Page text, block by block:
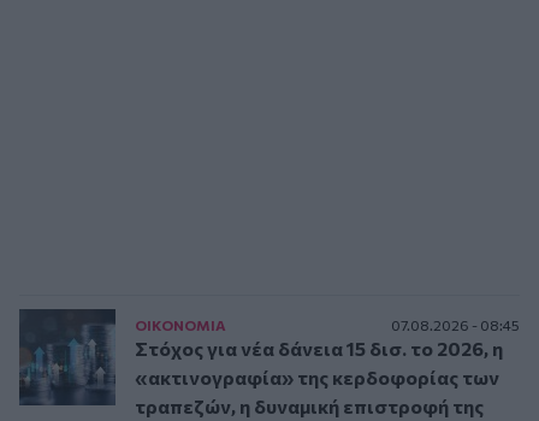
ΟΙΚΟΝΟΜΙΑ 07.08.2026 - 08:45
Στόχος για νέα δάνεια 15 δισ. το 2026, η
«ακτινογραφία» της κερδοφορίας των
τραπεζών, η δυναμική επιστροφή της